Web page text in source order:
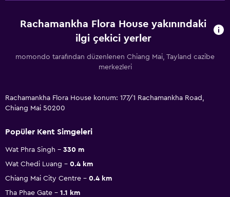
Rachamankha Flora House yakınındaki
ilgi çekici yerler
momondo tarafından düzenlenen Chiang Mai, Tayland cazibe
merkezleri
Rachamankha Flora House konum: 177/1 Rachamankha Road,
Chiang Mai 50200
Popüler Kent Simgeleri
Wat Phra Singh
330 m
Wat Chedi Luang
0.4 km
Chiang Mai City Centre
0.4 km
Tha Phae Gate
1.1 km